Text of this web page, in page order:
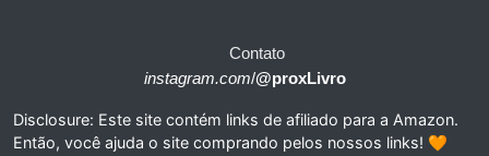
Contato
instagram.com/@proxLivro
Disclosure: Este site contém links de afiliado para a Amazon.
Então, você ajuda o site comprando pelos nossos links! 🧡